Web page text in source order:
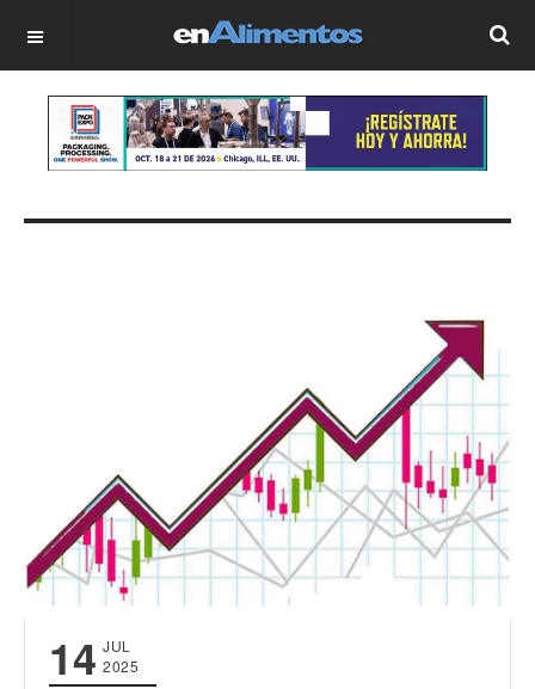
OFF CANVAS
14 JUL
2025